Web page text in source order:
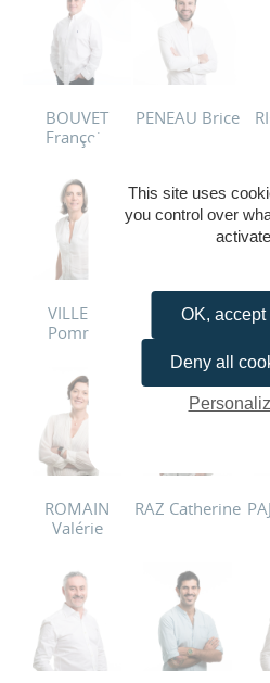
BOUVET
François
PENEAU Brice
VILLERS
Pomme
TILLY Xavier
ROMAIN
Valérie
RAZ Catherine
This site uses
you control over
activate
OK, accept
Deny all